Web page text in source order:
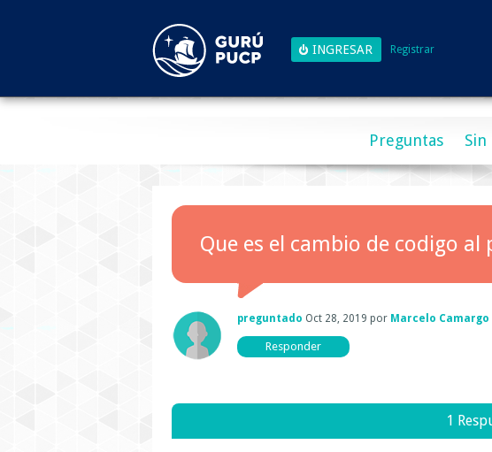
Registrar
Preguntas
Que es el cambio de codigo al
preguntado Oct 28, 2019 por Marcelo Camargo
1